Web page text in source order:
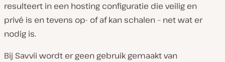
resulteert in een hosting configuratie die veilig en
privé is en tevens op- of af kan schalen – net wat er
nodig is.
Bij Savvii wordt er geen gebruik gemaakt van